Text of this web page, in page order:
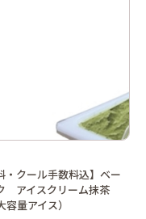
・クール手数料込】ベー
アイスクリーム抹茶
容量アイス）